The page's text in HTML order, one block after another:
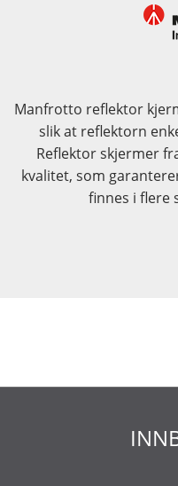
Manfrotto reflektor
slik at reflektorn
Reflektor skjermer
kvalitet, som
finnes i flere